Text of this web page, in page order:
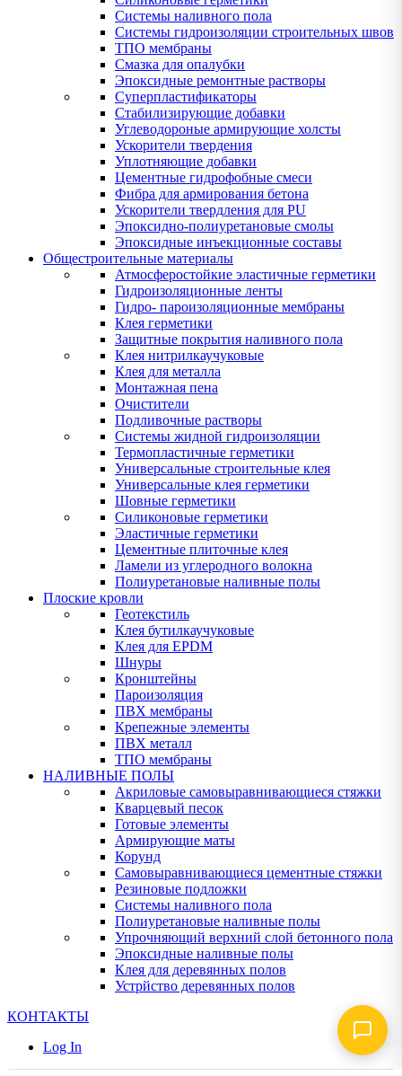
Системы наливного пола
Системы гидроизоляции строительных швов
ТПО мембраны
Смазка для опалубки
Эпоксидные ремонтные растворы
Суперпластификаторы
Стабилизирующие добавки
Углеводороные армирующие холсты
Ускорители твердения
Уплотняющие добавки
Цементные гидрофобные смеси
Фибра для армирования бетона
Ускорители твердления для PU
Эпоксидно-полиуретановые смолы
Эпоксидные инъекционные составы
Общестроительные материалы
Атмосферостойкие эластичные герметики
Гидроизоляционные ленты
Гидро- пароизоляционные мембраны
Клея герметики
Защитные покрытия наливного пола
Клея нитрилкаучуковые
Клея для металла
Монтажная пена
Очистители
Подливочные растворы
Системы жидной гидроизоляции
Термопластичные герметики
Универсальные строительные клея
Универсальные клея герметики
Шовные герметики
Силиконовые герметики
Эластичные герметики
Цементные плиточные клея
Ламели из углеродного волокна
Полиуретановые наливные полы
Плоские кровли
Геотекстиль
Клея бутилкаучуковые
Клея для EPDM
Шнуры
Кронштейны
Пароизоляция
ПВХ мембраны
Крепежные элементы
ПВХ металл
ТПО мембраны
НАЛИВНЫЕ ПОЛЫ
Акриловые самовыравнивающиеся стяжки
Кварцевый песок
Готовые элементы
Армирующие маты
Корунд
Самовыравнивающиеся цементные стяжки
Резиновые подложки
Системы наливного пола
Полиуретановые наливные полы
Упрочняющий верхний слой бетонного пола
Эпоксидные наливные полы
Клея для деревянных полов
Устрйство деревянных полов
КОНТАКТЫ
Log In